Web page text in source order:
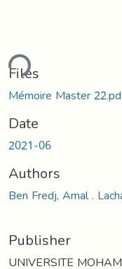
Files
Mémoire Master
Date
2021-06
Authors
Ben Fredj, Amal .
Publisher
UNIVERSITE